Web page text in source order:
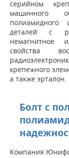
серийном
машинного
полиамидного
деталей с
немагнитное
свойства
крепежного
а также эрталон.
Болт с
Компания